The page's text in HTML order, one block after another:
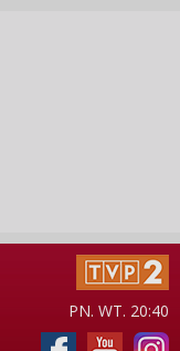
PN. WT. 20:40